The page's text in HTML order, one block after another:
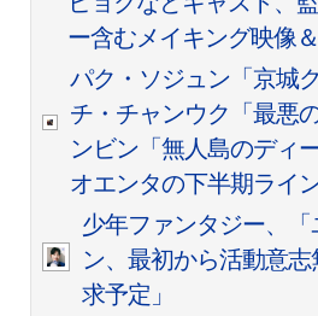
ー含むメイキング映像
パク・ソジュン「京城
チ・チャンウク「最悪
ンビン「無人島のディ
オエンタの下半期ライ
少年ファンタジー、「
ン、最初から活動意
求予定」